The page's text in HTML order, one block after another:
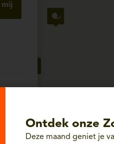
mij
Ontdek onze
Deze maand geniet je